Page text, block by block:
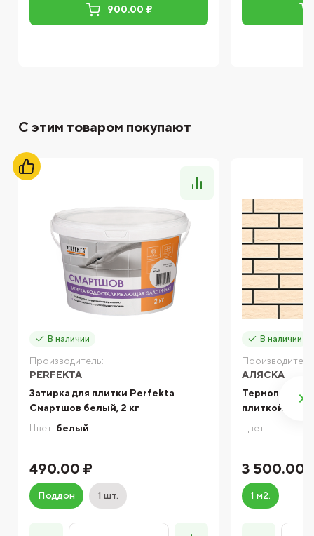
900.00 ₽
С этим товаром покупают
В наличии
Производитель:
PERFEKTA
Затирка для плитки Perfekta
Смартшов белый, 2 кг
Цвет: белый
490.00 ₽
Поддон 1 шт.
В наличии
АЛЯСКА
Термопанель
плиткой
Цвет:
3 500.00
1 м2.